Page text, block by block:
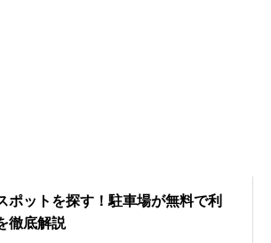
ポットを探す！駐車場が無料で利
徹底解説